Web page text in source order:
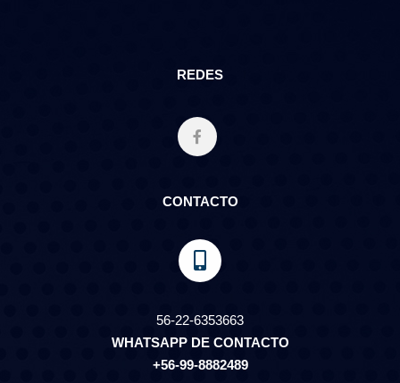
REDES
CONTACTO
56-22-6353663
WHATSAPP DE CONTACTO
+56-99-8882489